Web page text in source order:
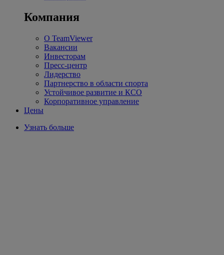
Компания
О TeamViewer
Вакансии
Инвесторам
Пресс-центр
Лидерство
Партнерство в области спорта
Устойчивое развитие и КСО
Корпоративное управление
Цены
Узнать больше